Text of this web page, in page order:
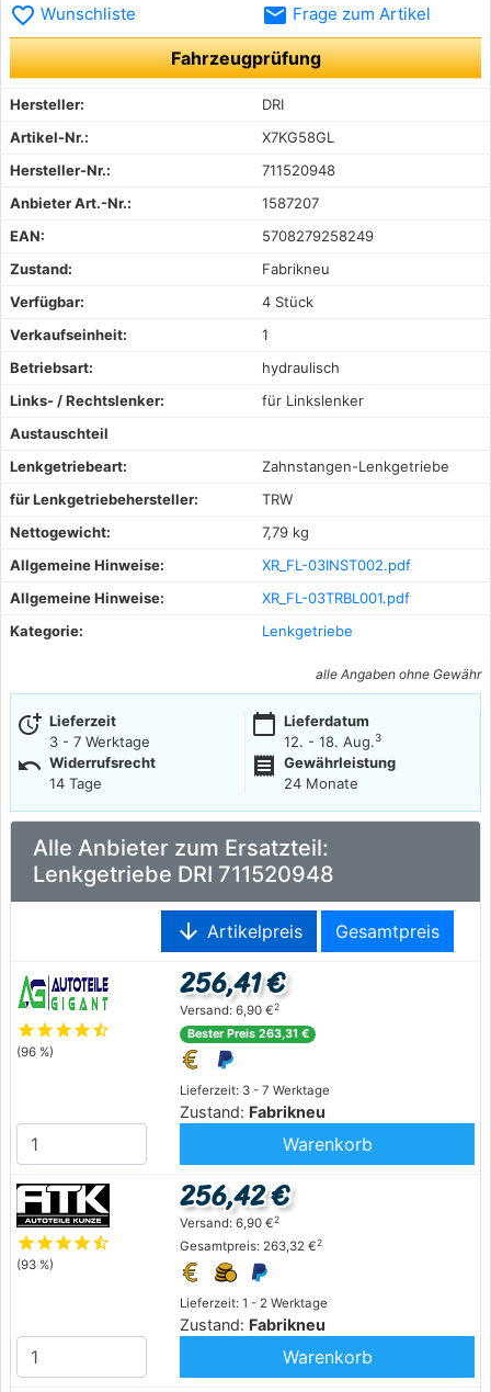
favorite_border Wunschliste email Frage zum Artikel
Fahrzeugprüfung
Hersteller:
DRI
Artikel-Nr.:
X7KG58GL
Hersteller-Nr.:
711520948
Anbieter Art.-Nr.:
1587207
EAN:
5708279258249
Zustand:
Fabrikneu
Verfügbar:
4 Stück
Verkaufseinheit:
1
Betriebsart:
hydraulisch
Links- / Rechtslenker:
für Linkslenker
Austauschteil
Lenkgetriebeart:
Zahnstangen-Lenkgetriebe
für Lenkgetriebehersteller:
TRW
Nettogewicht:
7,79 kg
Allgemeine Hinweise:
XR_FL-03INST002.pdf
Allgemeine Hinweise:
XR_FL-03TRBL001.pdf
Kategorie:
Lenkgetriebe
alle Angaben ohne Gewähr
more_time Lieferzeit
3 - 7 Werktage
calendar_today Lieferdatum
12. - 18. Aug.3
undo Widerrufsrecht
14 Tage
receipt
Gewährleistung
24 Monate
Alle Anbieter zum Ersatzteil:
Lenkgetriebe DRI 711520948
arrow_downward Artikelpreis Gesamtpreis
starstarstarstarstar_half
(96 %)
Lieferzeit: 3 - 7 Werktage
Zustand: Fabrikneu
256,41 €
Versand: 6,90 €2
Bester Preis 263,31 €
Warenkorb
starstarstarstarstar_half
(93 %)
Lieferzeit: 1 - 2 Werktage
Zustand: Fabrikneu
256,42 €
Versand: 6,90 €2
Gesamtpreis: 263,32 €2
Warenkorb